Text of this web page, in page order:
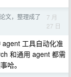
文，整理成了
7 月
27 日
工具自动化准
和通用 agent 都需
哈。